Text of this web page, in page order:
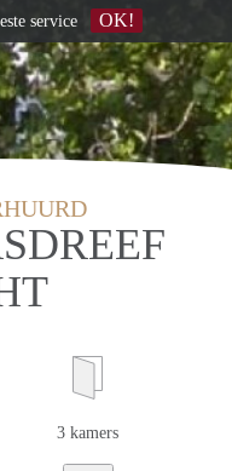
3 kamers
service OK!